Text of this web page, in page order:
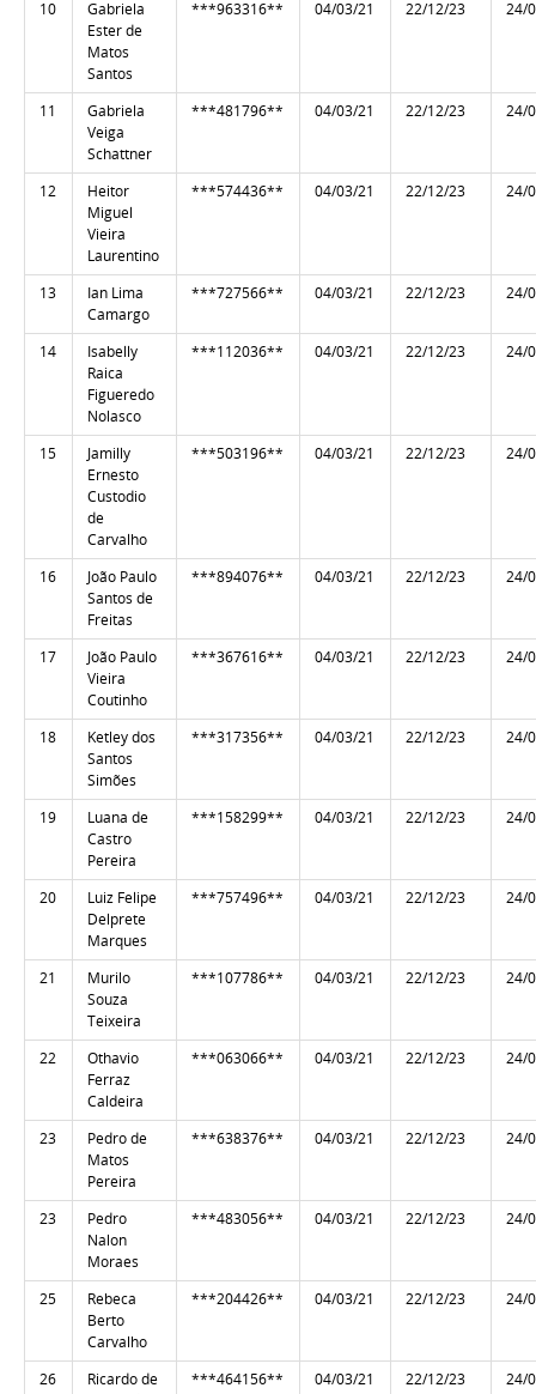
10
Gabriela
Ester de
Matos
Santos
***963316** 04/03/21 22/12/23 24/
11
Gabriela
Veiga
Schattner
***481796** 04/03/21 22/12/23 24/
12
Heitor
Miguel
Vieira
Laurentino
***574436** 04/03/21 22/12/23 24/
13
Ian Lima
Camargo
***727566** 04/03/21 22/12/23 24/
14
Isabelly
Raica
Figueredo
Nolasco
***112036** 04/03/21 22/12/23 24/
15
Jamilly
Ernesto
Custodio
de
Carvalho
***503196** 04/03/21 22/12/23 24/
16
João Paulo
Santos de
Freitas
***894076** 04/03/21 22/12/23 24/
17
João Paulo
Vieira
Coutinho
***367616** 04/03/21 22/12/23 24/
18
Ketley dos
Santos
Simões
***317356** 04/03/21 22/12/23 24/
19
Luana de
Castro
Pereira
***158299** 04/03/21 22/12/23 24/
20
Luiz Felipe
Delprete
Marques
***757496** 04/03/21 22/12/23 24/
21
Murilo
Souza
Teixeira
***107786** 04/03/21 22/12/23 24/
22
Othavio
Ferraz
Caldeira
***063066** 04/03/21 22/12/23 24/
23
Pedro de
Matos
Pereira
***638376** 04/03/21 22/12/23 24/
23
Pedro
Nalon
Moraes
***483056** 04/03/21 22/12/23 24/
25
Rebeca
Berto
Carvalho
***204426** 04/03/21 22/12/23 24/
26
Ricardo de
***464156** 04/03/21 22/12/23 24/